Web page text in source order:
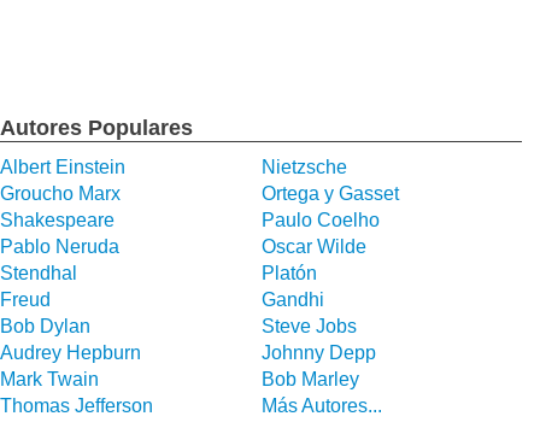
Autores Populares
Albert Einstein
Nietzsche
Groucho Marx
Ortega y Gasset
Shakespeare
Paulo Coelho
Pablo Neruda
Oscar Wilde
Stendhal
Platón
Freud
Gandhi
Bob Dylan
Steve Jobs
Audrey Hepburn
Johnny Depp
Mark Twain
Bob Marley
Thomas Jefferson
Más Autores...